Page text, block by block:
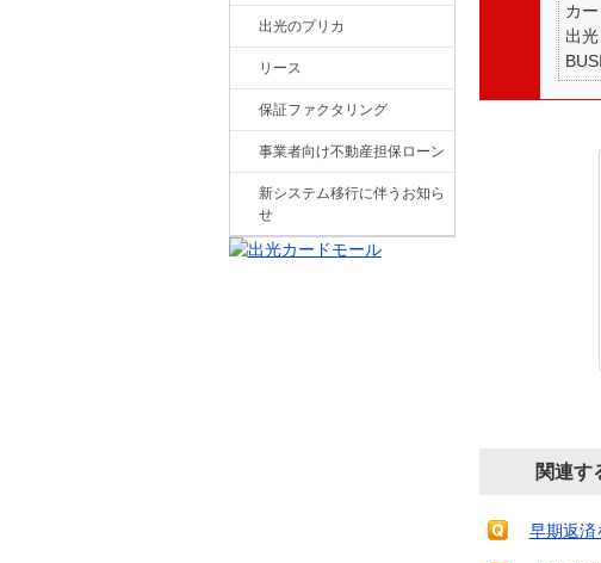
出光のプリカ
リース
保証ファクタリング
事業者向け不動産担保ローン
新システム移行に伴うお知ら
せ
カ
出
関連す
早期返済